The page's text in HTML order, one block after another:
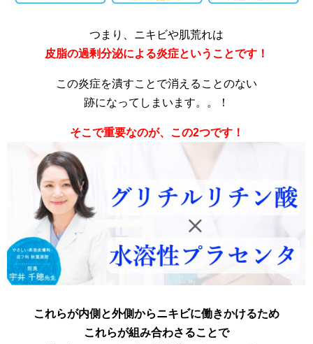
つまり、ニキビや肌荒れは
皮脂の過剰分泌による炎症ということです！
この炎症を潰すことで消えることのない
跡になってしまいます。。！
そこで重要なのが、この2つです！
これらが内側と外側からニキビに働きかけるため
これらが組み合わさることで